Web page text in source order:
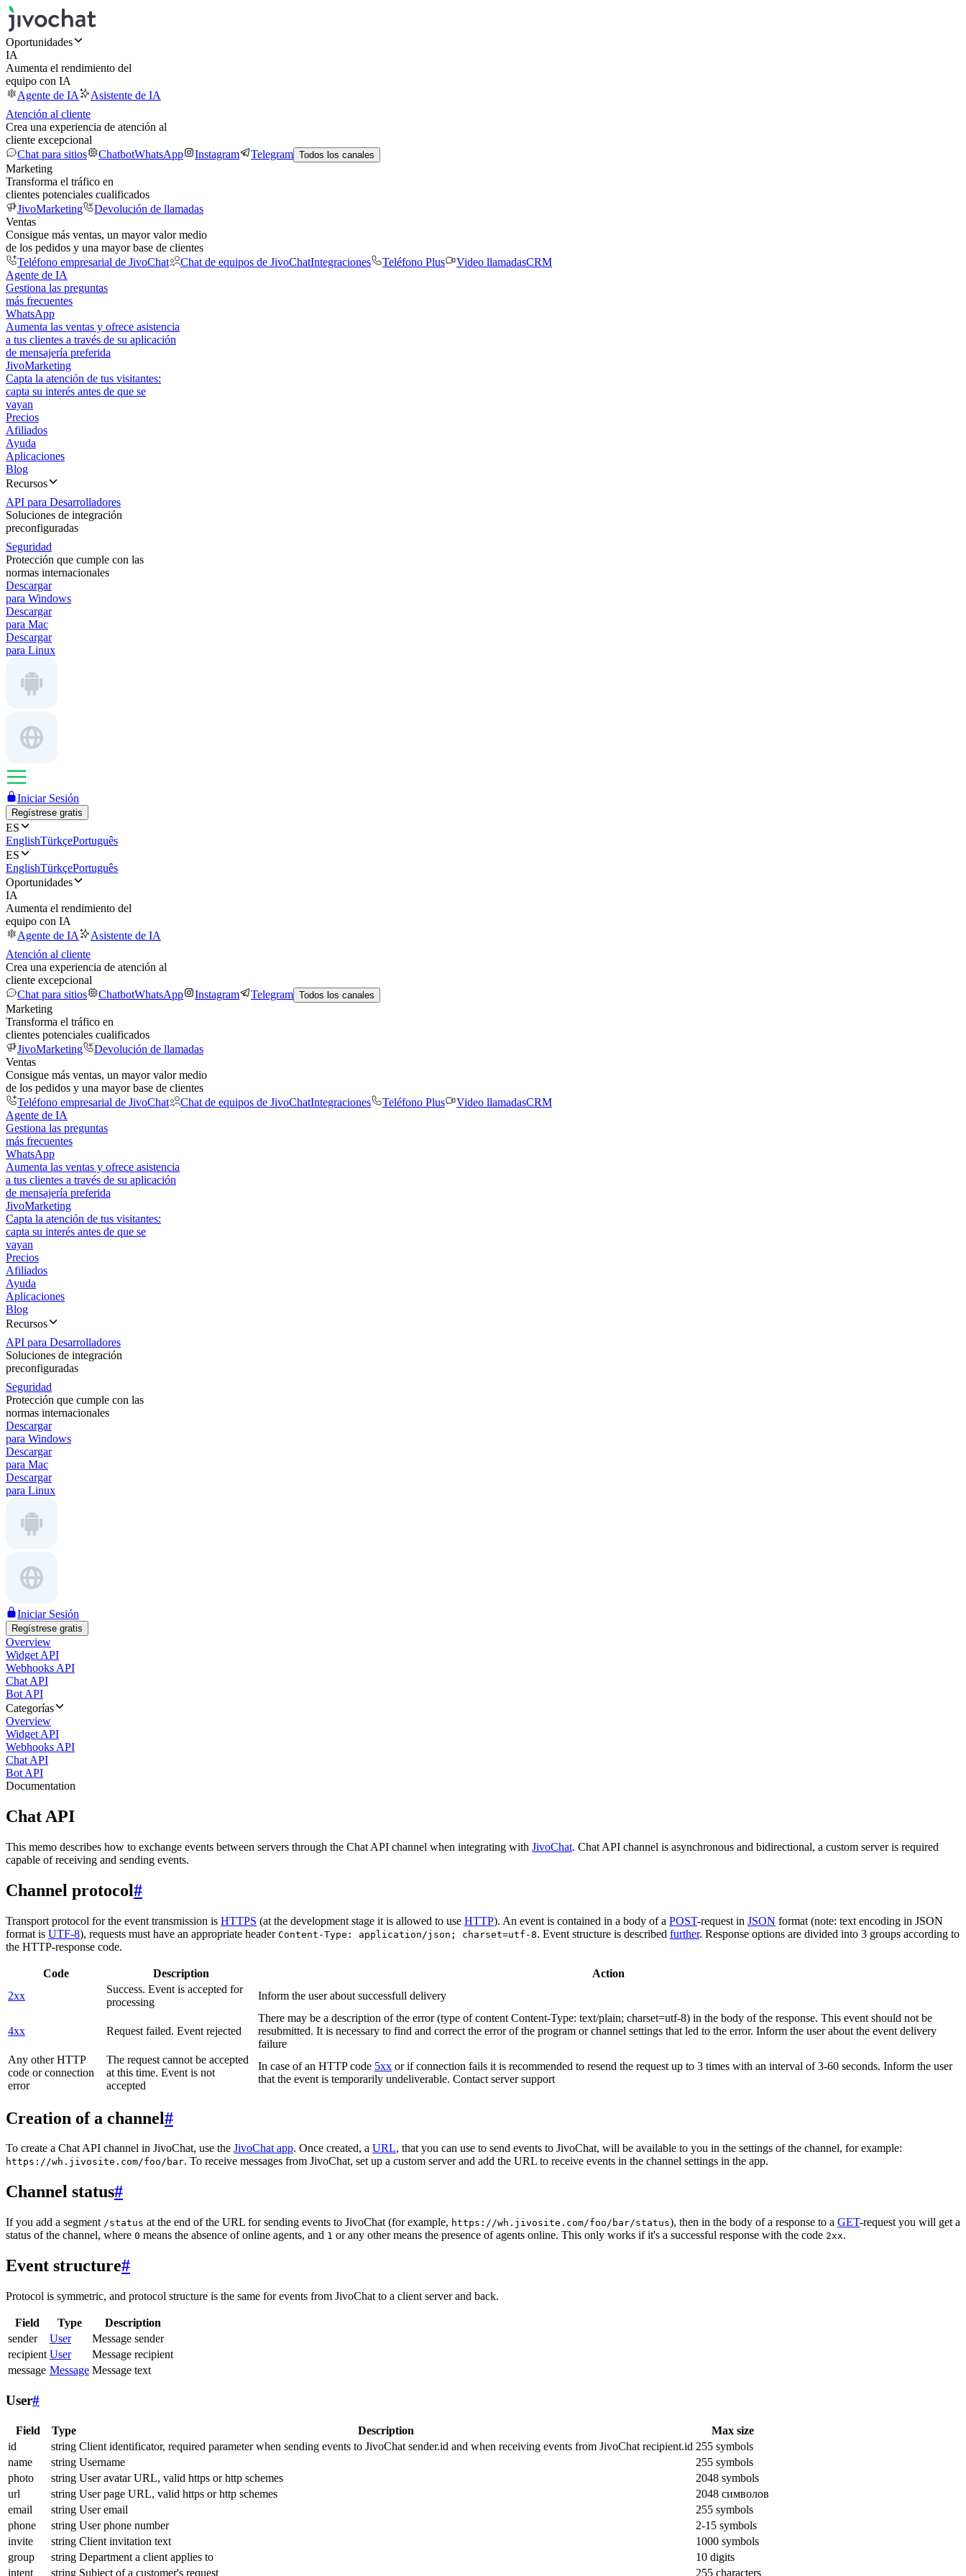
Oportunidades
IA
Aumenta el rendimiento del
equipo con IA
Agente de IA
Asistente de IA
Atención al cliente
Crea una experiencia de atención al
cliente excepcional
Chat para sitios
ChatbotWhatsApp Instagram Telegram Todos los canales
Marketing
Transforma el tráfico en
clientes potenciales cualificados
JivoMarketing
Devolución de llamadas
Ventas
Consigue más ventas, un mayor valor medio
de los pedidos y una mayor base de clientes
Teléfono empresarial de JivoChat
Chat de equipos de JivoChatIntegraciones Teléfono Plus Video llamadasCRM
Agente de IA
Gestiona las preguntas
más frecuentes
WhatsApp
Aumenta las ventas y ofrece asistencia
a tus clientes a través de su aplicación
de mensajería preferida
JivoMarketing
Capta la atención de tus visitantes:
capta su interés antes de que se
vayan
Precios
Afiliados
Ayuda
Aplicaciones
Blog
Recursos
API para Desarrolladores
Soluciones de integración
preconfiguradas
Seguridad
Protección que cumple con las
normas internacionales
Descargar
para Windows
Descargar
para Mac
Descargar
para Linux
Iniciar Sesión
Regístrese gratis
ES
EnglishTürkçePortuguês
ES
EnglishTürkçePortuguês
Oportunidades
IA
Aumenta el rendimiento del
equipo con IA
Agente de IA
Asistente de IA
Atención al cliente
Crea una experiencia de atención al
cliente excepcional
Chat para sitios
ChatbotWhatsApp Instagram Telegram Todos los canales
Marketing
Transforma el tráfico en
clientes potenciales cualificados
JivoMarketing
Devolución de llamadas
Ventas
Consigue más ventas, un mayor valor medio
de los pedidos y una mayor base de clientes
Teléfono empresarial de JivoChat
Chat de equipos de JivoChatIntegraciones Teléfono Plus Video llamadasCRM
Agente de IA
Gestiona las preguntas
más frecuentes
WhatsApp
Aumenta las ventas y ofrece asistencia
a tus clientes a través de su aplicación
de mensajería preferida
JivoMarketing
Capta la atención de tus visitantes:
capta su interés antes de que se
vayan
Precios
Afiliados
Ayuda
Aplicaciones
Blog
Recursos
API para Desarrolladores
Soluciones de integración
preconfiguradas
Seguridad
Protección que cumple con las
normas internacionales
Descargar
para Windows
Descargar
para Mac
Descargar
para Linux
Iniciar Sesión
Regístrese gratis
Overview
Widget API
Webhooks API
Chat API
Bot API
Categorías
Overview
Widget API
Webhooks API
Chat API
Bot API
Documentation
Chat API
This memo describes how to exchange events between servers through the Chat API channel when integrating with JivoChat. Chat API channel is asynchronous and bidirectional, a custom server is required
capable of receiving and sending events.
Channel protocol#
Transport protocol for the event transmission is HTTPS (at the development stage it is allowed to use HTTP). An event is contained in a body of a POST-request in JSON format (note: text encoding in JSON
format is UTF-8), requests must have an appropriate header Content-Type: application/json; charset=utf-8. Event structure is described further. Response options are divided into 3 groups according to
the HTTP-response code.
Code Description
Action
2xx
Success. Event is accepted for
processing
Inform the user about successfull delivery
4xx Request failed. Event rejected
There may be a description of the error (type of content Content-Type: text/plain; charset=utf-8) in the body of the response. This event should not be
resubmitted. It is necessary to find and correct the error of the program or channel settings that led to the error. Inform the user about the event delivery
failure
Any other HTTP
code or connection
error
The request cannot be accepted
at this time. Event is not
accepted
In case of an HTTP code 5xx or if connection fails it is recommended to resend the request up to 3 times with an interval of 3-60 seconds. Inform the user
that the event is temporarily undeliverable. Contact server support
Creation of a channel#
To create a Chat API channel in JivoChat, use the JivoChat app. Once created, a URL, that you can use to send events to JivoChat, will be available to you in the settings of the channel, for example:
https://wh.jivosite.com/foo/bar. To receive messages from JivoChat, set up a custom server and add the URL to receive events in the channel settings in the app.
Channel status#
If you add a segment /status at the end of the URL for sending events to JivoChat (for example, https://wh.jivosite.com/foo/bar/status), then in the body of a response to a GET-request you will get a
status of the channel, where 0 means the absence of online agents, and 1 or any other means the presence of agents online. This only works if it's a successful response with the code 2xx.
Event structure#
Protocol is symmetric, and protocol structure is the same for events from JivoChat to a client server and back.
Field Type
Description
sender
User
Message sender
recipient User
Message recipient
message Message Message text
User#
Field Type Description
Max size
id
string Client identificator, required parameter when sending events to JivoChat sender.id and when receiving events from JivoChat recipient.id 255 symbols
name
string Username
255 symbols
photo
string User avatar URL, valid https or http schemes
2048 symbols
url
string User page URL, valid https or http schemes
2048 символов
email
string User email
255 symbols
phone
string User phone number
2-15 symbols
invite
string Client invitation text
1000 symbols
group
string Department a client applies to
10 digits
intent
string Subject of a customer's request 255 characters